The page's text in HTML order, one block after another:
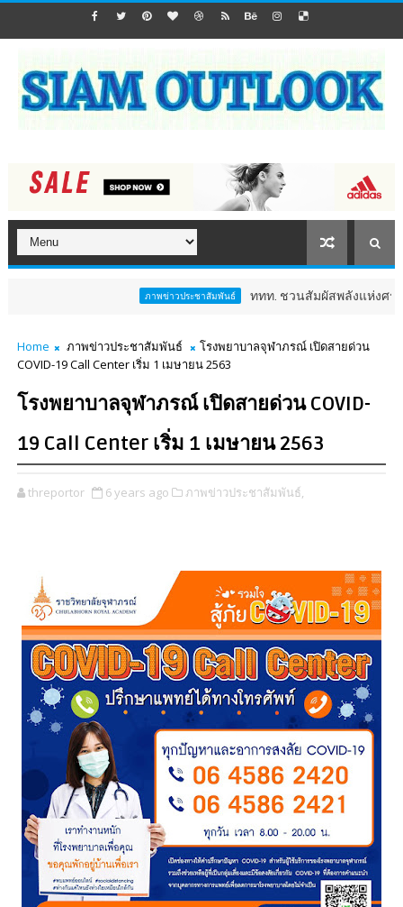
ภาพข่าวประชาสัมพันธ์ ททท. ชวนสัมผัสพลังแห่งศรัทธา ร่วม
Home ภาพข่าวประชาสัมพันธ์
โรงพยาบาลจุฬาภรณ์ เปิดสายด่วน
COVID-19 Call Center เริ่ม 1 เมษายน 2563
โรงพยาบาลจุฬาภรณ์ เปิดสายด่วน COVID-
19 Call Center เริ่ม 1 เมษายน 2563
threportor 6 years ago ภาพข่าวประชาสัมพันธ์,